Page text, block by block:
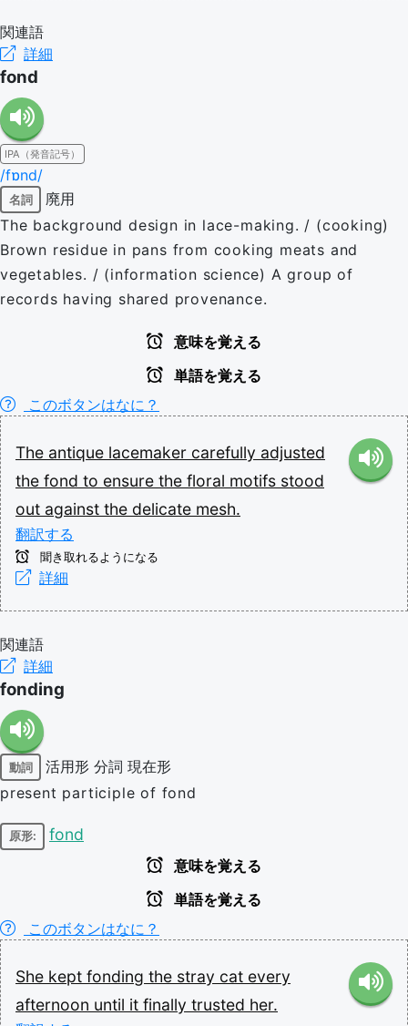
関連語
詳細
fond
IPA（発音記号）
/fɒnd/
名詞
廃用
The background design in lace-making. / (cooking)
Brown residue in pans from cooking meats and
vegetables. / (information science) A group of
records having shared provenance.
意味を覚える
単語を覚える
このボタンはなに？
The antique lacemaker carefully adjusted
the fond to ensure the floral motifs stood
out against the delicate mesh.
翻訳する
聞き取れるようになる
詳細
関連語
詳細
fonding
動詞 活用形 分詞 現在形
present participle of fond
原形: fond
意味を覚える
単語を覚える
このボタンはなに？
She kept fonding the stray cat every
afternoon until it finally trusted her.